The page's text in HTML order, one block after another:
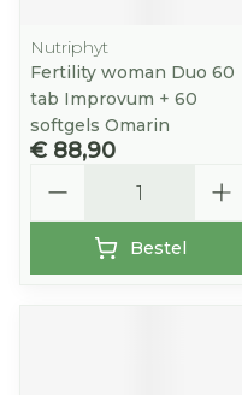
Nutriphyt
Fertility woman Duo 60
tab Improvum + 60
softgels Omarin
€ 88,90
Bestel